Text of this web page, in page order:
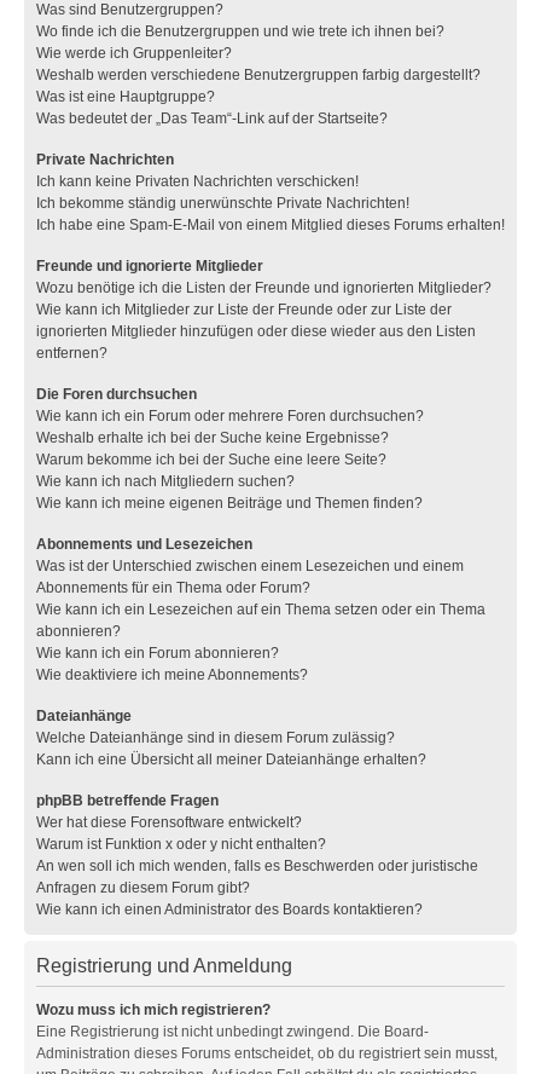
Was sind Benutzergruppen?
Wo finde ich die Benutzergruppen und wie trete ich ihnen bei?
Wie werde ich Gruppenleiter?
Weshalb werden verschiedene Benutzergruppen farbig dargestellt?
Was ist eine Hauptgruppe?
Was bedeutet der „Das Team“-Link auf der Startseite?
Private Nachrichten
Ich kann keine Privaten Nachrichten verschicken!
Ich bekomme ständig unerwünschte Private Nachrichten!
Ich habe eine Spam-E-Mail von einem Mitglied dieses Forums erhalten!
Freunde und ignorierte Mitglieder
Wozu benötige ich die Listen der Freunde und ignorierten Mitglieder?
Wie kann ich Mitglieder zur Liste der Freunde oder zur Liste der
ignorierten Mitglieder hinzufügen oder diese wieder aus den Listen
entfernen?
Die Foren durchsuchen
Wie kann ich ein Forum oder mehrere Foren durchsuchen?
Weshalb erhalte ich bei der Suche keine Ergebnisse?
Warum bekomme ich bei der Suche eine leere Seite?
Wie kann ich nach Mitgliedern suchen?
Wie kann ich meine eigenen Beiträge und Themen finden?
Abonnements und Lesezeichen
Was ist der Unterschied zwischen einem Lesezeichen und einem
Abonnements für ein Thema oder Forum?
Wie kann ich ein Lesezeichen auf ein Thema setzen oder ein Thema
abonnieren?
Wie kann ich ein Forum abonnieren?
Wie deaktiviere ich meine Abonnements?
Dateianhänge
Welche Dateianhänge sind in diesem Forum zulässig?
Kann ich eine Übersicht all meiner Dateianhänge erhalten?
phpBB betreffende Fragen
Wer hat diese Forensoftware entwickelt?
Warum ist Funktion x oder y nicht enthalten?
An wen soll ich mich wenden, falls es Beschwerden oder juristische
Anfragen zu diesem Forum gibt?
Wie kann ich einen Administrator des Boards kontaktieren?
Registrierung und Anmeldung
Wozu muss ich mich registrieren?
Eine Registrierung ist nicht unbedingt zwingend. Die Board-
Administration dieses Forums entscheidet, ob du registriert sein musst,